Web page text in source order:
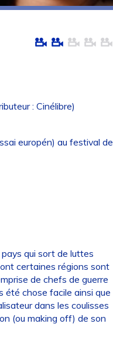
: Cinélibre)
europén) au festival de
pays qui sort de luttes
certaines régions sont
de chefs de guerre
été chose facile ainsi que
dans les coulisses
(ou making off) de son